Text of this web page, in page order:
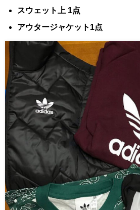
スウェット上 1点
アウタージャケット1点